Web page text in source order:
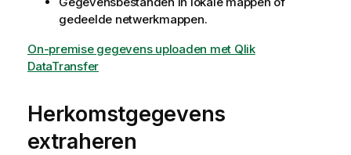
gedeelde netwerkmappen.
On-premise gegevens uploaden met Qlik
DataTransfer
Herkomstgegevens
extraheren